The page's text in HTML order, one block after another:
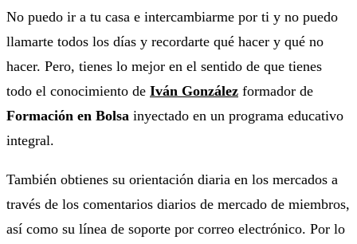
No puedo ir a tu casa e intercambiarme por ti y no puedo
llamarte todos los días y recordarte qué hacer y qué no
hacer. Pero, tienes lo mejor en el sentido de que tienes
todo el conocimiento de Iván González formador de
Formación en Bolsa inyectado en un programa educativo
integral.
También obtienes su orientación diaria en los mercados a
través de los comentarios diarios de mercado de miembros,
así como su línea de soporte por correo electrónico. Por lo